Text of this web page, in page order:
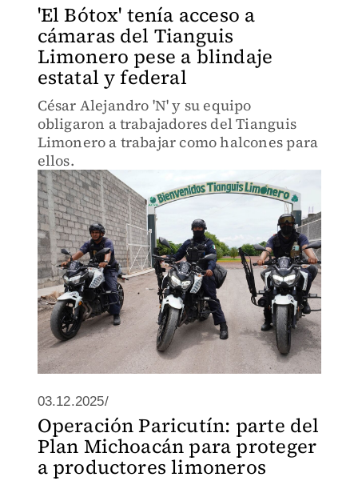
'El Bótox' tenía acceso a
cámaras del Tianguis
Limonero pese a blindaje
estatal y federal
César Alejandro 'N' y su equipo
obligaron a trabajadores del Tianguis
Limonero a trabajar como halcones para
ellos.
03.12.2025/
Operación Paricutín: parte del
Plan Michoacán para proteger
a productores limoneros